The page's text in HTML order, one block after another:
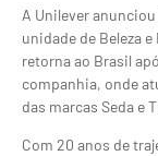
A Unilever
unidade de Beleza
retorna ao Brasil
companhia, onde
das marcas Seda e
Com 20 anos de